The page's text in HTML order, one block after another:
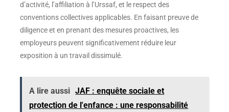
d’activité, l’affiliation à l’Urssaf, et le respect des
conventions collectives applicables. En faisant preuve de
diligence et en prenant des mesures proactives, les
employeurs peuvent significativement réduire leur
exposition à un travail dissimulé.
A lire aussi JAF : enquête sociale et
protection de l'enfance : une responsabilité